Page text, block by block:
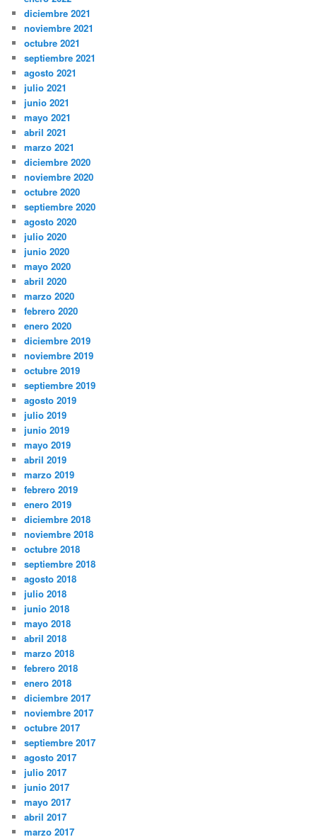
diciembre 2021
noviembre 2021
octubre 2021
septiembre 2021
agosto 2021
julio 2021
junio 2021
mayo 2021
abril 2021
marzo 2021
diciembre 2020
noviembre 2020
octubre 2020
septiembre 2020
agosto 2020
julio 2020
junio 2020
mayo 2020
abril 2020
marzo 2020
febrero 2020
enero 2020
diciembre 2019
noviembre 2019
octubre 2019
septiembre 2019
agosto 2019
julio 2019
junio 2019
mayo 2019
abril 2019
marzo 2019
febrero 2019
enero 2019
diciembre 2018
noviembre 2018
octubre 2018
septiembre 2018
agosto 2018
julio 2018
junio 2018
mayo 2018
abril 2018
marzo 2018
febrero 2018
enero 2018
diciembre 2017
noviembre 2017
octubre 2017
septiembre 2017
agosto 2017
julio 2017
junio 2017
mayo 2017
abril 2017
marzo 2017